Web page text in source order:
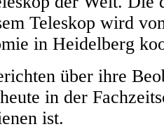
Teleskop wird
in Heidelberg
über ihre
in der
ist.